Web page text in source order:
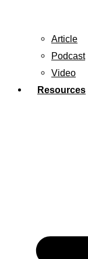
Article
Podcast
Video
Resources